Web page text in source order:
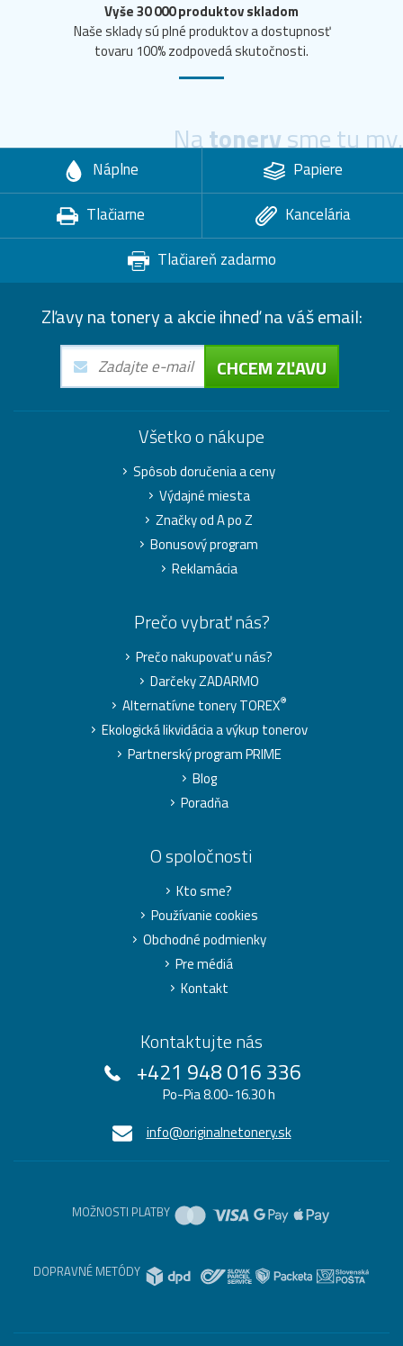
Vyše 30 000 produktov skladom
Naše sklady sú plné produktov a dostupnosť
tovaru 100% zodpovedá skutočnosti.
Natonerysme tu my.
Náplne
Papiere
Tlačiarne
Kancelária
Tlačiareň zadarmo
Zľavy na tonery a akcie ihneď na váš email:
CHCEM ZĽAVU
Všetko o nákupe
Spôsob doručenia a ceny
Výdajné miesta
Značky od A po Z
Bonusový program
Reklamácia
Prečo vybrať nás?
Prečo nakupovať u nás?
Darčeky ZADARMO
Alternatívne tonery TOREX®
Ekologická likvidácia a výkup tonerov
Partnerský program PRIME
Blog
Poradňa
O spoločnosti
Kto sme?
Používanie cookies
Obchodné podmienky
Pre médiá
Kontakt
Kontaktujte nás
+421 948 016 336
Po-Pia 8.00-16.30 h
info@originalnetonery.sk
MOŽNOSTI PLATBY
DOPRAVNÉ METÓDY